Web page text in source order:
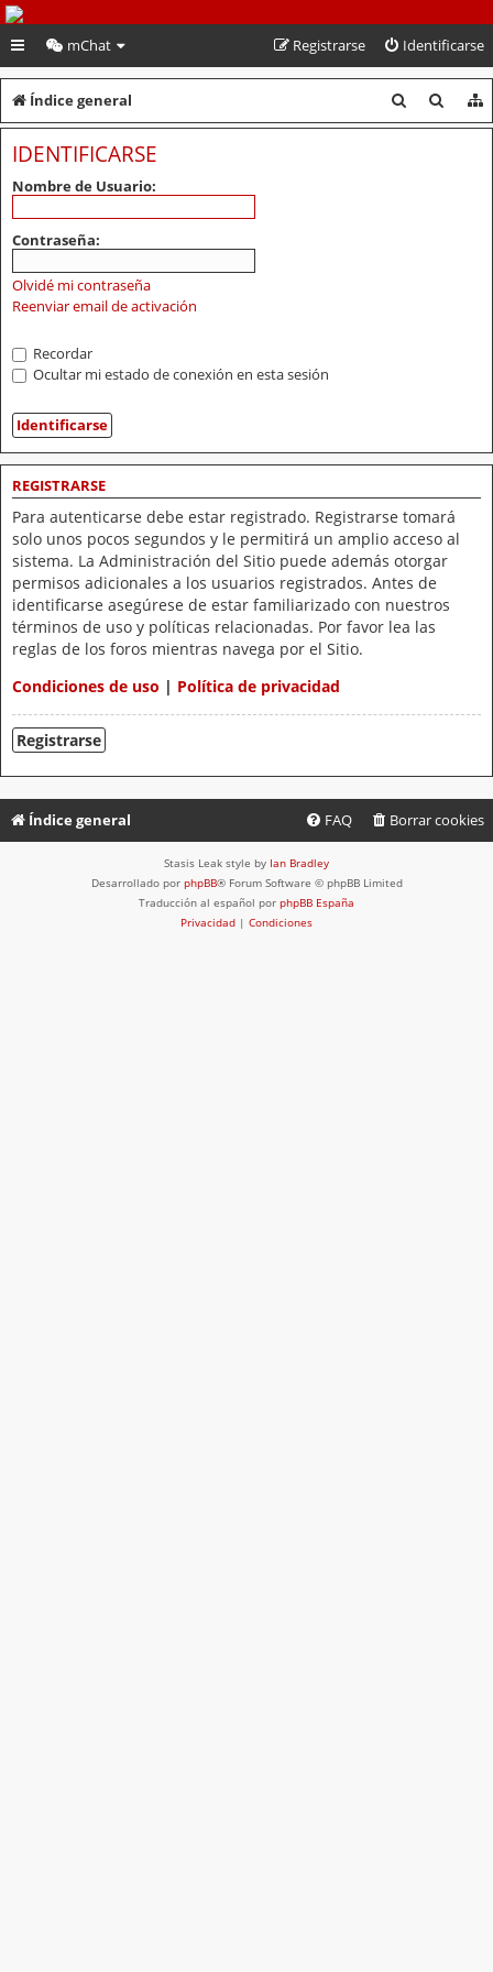
PeruVoley.com
mChat Identificarse
Registrarse
Índice general
u
u
IDENTIFICARSE
Nombre de Usuario:
Contraseña:
Olvidé mi contraseña
Reenviar email de activación
Recordar
Ocultar mi estado de conexión en esta sesión
REGISTRARSE
Para autenticarse debe estar registrado. Registrarse tomará
solo unos pocos segundos y le permitirá un amplio acceso al
sistema. La Administración del Sitio puede además otorgar
permisos adicionales a los usuarios registrados. Antes de
identificarse asegúrese de estar familiarizado con nuestros
términos de uso y políticas relacionadas. Por favor lea las
reglas de los foros mientras navega por el Sitio.
Condiciones de uso | Política de privacidad
Registrarse
Índice general Borrar cookies
FAQ
Stasis Leak style by Ian Bradley
Desarrollado por phpBB® Forum Software © phpBB Limited
Traducción al español por phpBB España
Privacidad | Condiciones